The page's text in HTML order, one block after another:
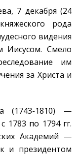
7 декабря (24
рода
видения
Иисусом. Смело
им
за Христа и
(1743-1810) —
1783 по 1794 гг.
Академий —
и президентом